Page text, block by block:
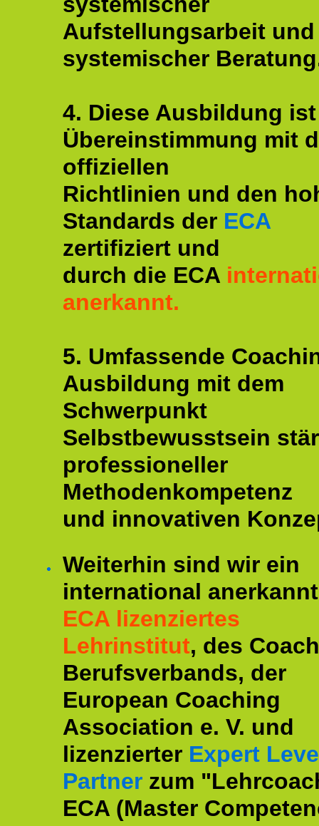
Aufstellungsarbeit und
systemischer
4. Diese Ausbildung
Übereinstimmung mit
offiziellen
Richtlinien und den
Standards der ECA
zertifiziert und
durch die ECA
anerkannt.
5. Umfassende
Ausbildung mit dem
Schwerpunkt
Selbstbewusstsein
professioneller
Methodenkompetenz
und innovativen
Weiterhin sind wir ein
international
ECA lizenziertes
Lehrinstitut, des
Berufsverbands, der
European Coaching
Association e. V. und
lizenzierter Expert
Partner zum
ECA (Master